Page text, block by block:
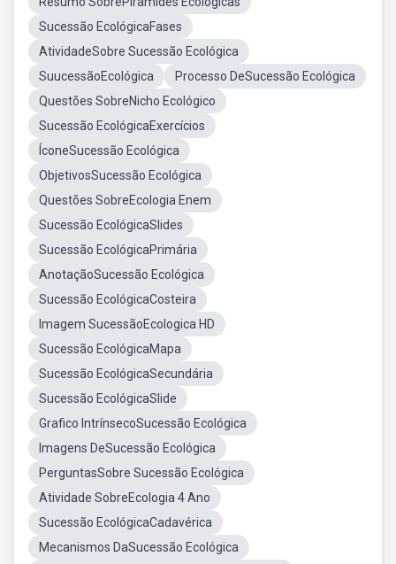
Sucessão EcológicaFases
AtividadeSobre Sucessão Ecológica
SuucessãoEcológica
Processo DeSucessão Ecológica
Questões SobreNicho Ecológico
Sucessão EcológicaExercícios
ÍconeSucessão Ecológica
ObjetivosSucessão Ecológica
Questões SobreEcologia Enem
Sucessão EcológicaSlides
Sucessão EcológicaPrimária
AnotaçãoSucessão Ecológica
Sucessão EcológicaCosteira
Imagem SucessãoEcologica HD
Sucessão EcológicaMapa
Sucessão EcológicaSecundária
Sucessão EcológicaSlide
Grafico IntrínsecoSucessão Ecológica
Imagens DeSucessão Ecológica
PerguntasSobre Sucessão Ecológica
Atividade SobreEcologia 4 Ano
Sucessão EcológicaCadavérica
Mecanismos DaSucessão Ecológica